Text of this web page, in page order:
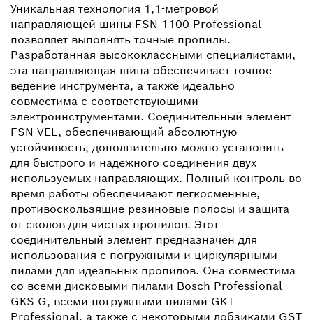
Уникальная технология 1,1-метровой
направляющей шины FSN 1100 Professional
позволяет выполнять точные пропилы.
Разработанная высококлассными специалистами,
эта направляющая шина обеспечивает точное
ведение инструмента, а также идеально
совместима с соответствующими
электроинструментами. Соединительный элемент
FSN VEL, обеспечивающий абсолютную
устойчивость, дополнительно можно установить
для быстрого и надежного соединения двух
используемых направляющих. Полный контроль во
время работы обеспечивают легкосменные,
противоскользящие резиновые полосы и защита
от сколов для чистых пропилов. Этот
соединительный элемент предназначен для
использования с погружными и циркулярными
пилами для идеальных пропилов. Она совместима
со всеми дисковыми пилами Bosch Professional
GKS G, всеми погружными пилами GKT
Professional, а также с некоторыми лобзиками GST